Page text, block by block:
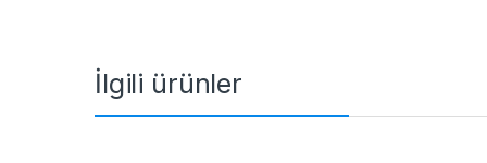
İlgili ürünler